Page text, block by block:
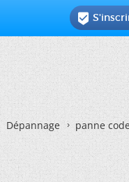

Dépannage panne